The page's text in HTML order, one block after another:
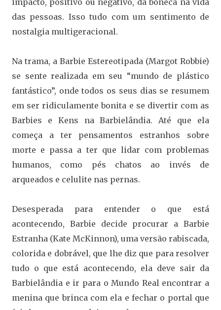
impacto, positivo ou negativo, da boneca na vida
das pessoas. Isso tudo com um sentimento de
nostalgia multigeracional.
Na trama, a Barbie Estereotipada (Margot Robbie)
se sente realizada em seu “mundo de plástico
fantástico”, onde todos os seus dias se resumem
em ser ridiculamente bonita e se divertir com as
Barbies e Kens na Barbielândia. Até que ela
começa a ter pensamentos estranhos sobre
morte e passa a ter que lidar com problemas
humanos, como pés chatos ao invés de
arqueados e celulite nas pernas.
Desesperada para entender o que está
acontecendo, Barbie decide procurar a Barbie
Estranha (Kate McKinnon), uma versão rabiscada,
colorida e dobrável, que lhe diz que para resolver
tudo o que está acontecendo, ela deve sair da
Barbielândia e ir para o Mundo Real encontrar a
menina que brinca com ela e fechar o portal que